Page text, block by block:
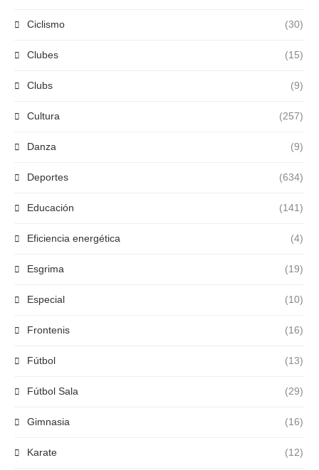
Ciclismo (30)
Clubes (15)
Clubs (9)
Cultura (257)
Danza (9)
Deportes (634)
Educación (141)
Eficiencia energética (4)
Esgrima (19)
Especial (10)
Frontenis (16)
Fútbol (13)
Fútbol Sala (29)
Gimnasia (16)
Karate (12)